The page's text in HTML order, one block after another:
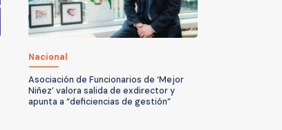
Nacional
Asociación de Funcionarios de ‘Mejor
Niñez’ valora salida de exdirector y
apunta a “deficiencias de gestión”